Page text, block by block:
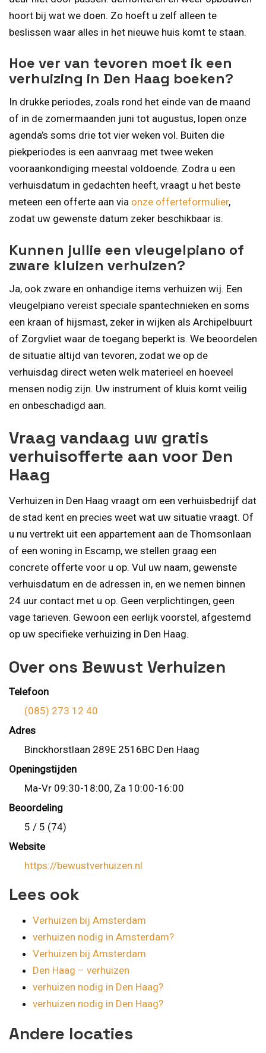
hoort bij wat we doen. Zo hoeft u zelf alleen te
beslissen waar alles in het nieuwe huis komt te staan.
Hoe ver van tevoren moet ik een
verhuizing in Den Haag boeken?
In drukke periodes, zoals rond het einde van de maand
of in de zomermaanden juni tot augustus, lopen onze
agenda’s soms drie tot vier weken vol. Buiten die
piekperiodes is een aanvraag met twee weken
vooraankondiging meestal voldoende. Zodra u een
verhuisdatum in gedachten heeft, vraagt u het beste
meteen een offerte aan via onze offerteformulier,
zodat uw gewenste datum zeker beschikbaar is.
Kunnen jullie een vleugelpiano of
zware kluizen verhuizen?
Ja, ook zware en onhandige items verhuizen wij. Een
vleugelpiano vereist speciale spantechnieken en soms
een kraan of hijsmast, zeker in wijken als Archipelbuurt
of Zorgvliet waar de toegang beperkt is. We beoordelen
de situatie altijd van tevoren, zodat we op de
verhuisdag direct weten welk materieel en hoeveel
mensen nodig zijn. Uw instrument of kluis komt veilig
en onbeschadigd aan.
Vraag vandaag uw gratis
verhuisofferte aan voor Den
Haag
Verhuizen in Den Haag vraagt om een verhuisbedrijf dat
de stad kent en precies weet wat uw situatie vraagt. Of
u nu vertrekt uit een appartement aan de Thomsonlaan
of een woning in Escamp, we stellen graag een
concrete offerte voor u op. Vul uw naam, gewenste
verhuisdatum en de adressen in, en we nemen binnen
24 uur contact met u op. Geen verplichtingen, geen
vage tarieven. Gewoon een eerlijk voorstel, afgestemd
op uw specifieke verhuizing in Den Haag.
Over ons Bewust Verhuizen
Telefoon
(085) 273 12 40
Adres
Binckhorstlaan 289E 2516BC Den Haag
Openingstijden
Ma-Vr 09:30-18:00, Za 10:00-16:00
Beoordeling
5 / 5 (74)
Website
https://bewustverhuizen.nl
Lees ook
Verhuizen bij Amsterdam
verhuizen nodig in Amsterdam?
Verhuizen bij Amsterdam
Den Haag – verhuizen
verhuizen nodig in Den Haag?
verhuizen nodig in Den Haag?
Andere locaties